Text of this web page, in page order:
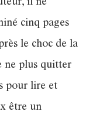
il ne
cinq pages
le choc de la
ne plus quitter
pour lire et
être un